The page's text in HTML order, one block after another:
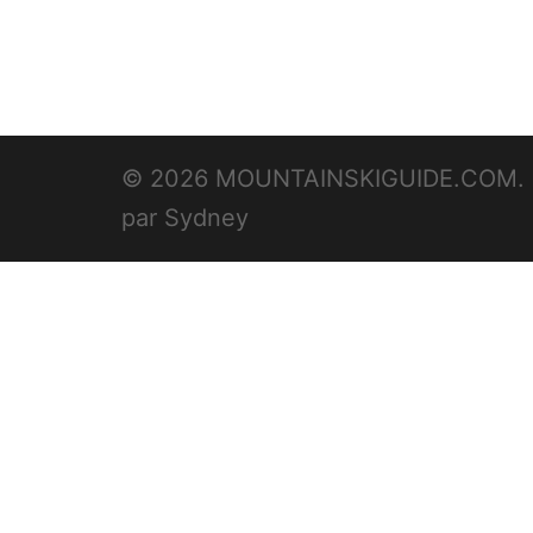
© 2026
par Sydney